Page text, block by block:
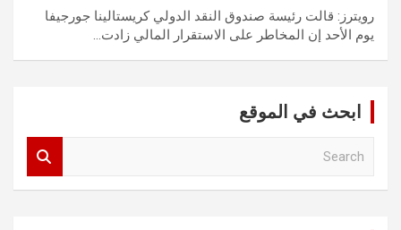
رويترز: قالت رئيسة صندوق النقد الدولي كريستالينا جورجيفا
يوم الأحد إن المخاطر على الاستقرار المالي زادت…
ابحث في الموقع